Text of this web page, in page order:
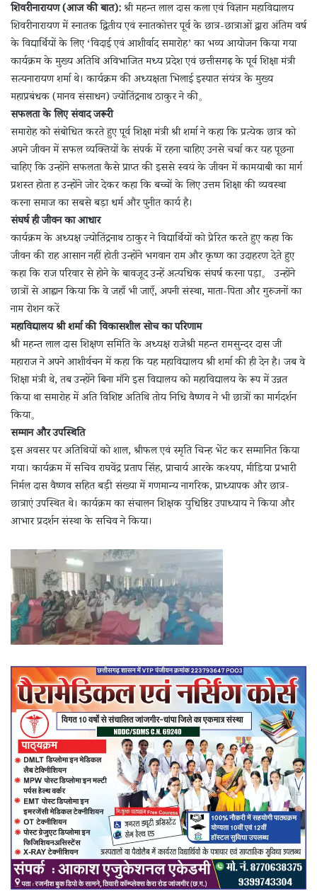
शिवरीनारायण (आज की बात): श्री महन्त लाल दास कला एवं विज्ञान महाविद्यालय
शिवरीनारायण में स्नातक द्वितीय एवं स्नातकोत्तर पूर्व के छात्र-छात्राओं द्वारा अंतिम वर्ष
के विद्यार्थियों के लिए ‘विदाई एवं आशीर्वाद समारोह’ का भव्य आयोजन किया गया
कार्यक्रम के मुख्य अतिथि अविभाजित मध्य प्रदेश एवं छत्तीसगढ़ के पूर्व शिक्षा मंत्री
सत्यनारायण शर्मा थे। कार्यक्रम की अध्यक्षता भिलाई इस्पात संयंत्र के मुख्य
महाप्रबंधक (मानव संसाधन) ज्योतिंद्रनाथ ठाकुर ने की。
सफलता के लिए संवाद जरूरी
समारोह को संबोधित करते हुए पूर्व शिक्षा मंत्री श्री शर्मा ने कहा कि प्रत्येक छात्र को
अपने जीवन में सफल व्यक्तियों के संपर्क में रहना चाहिए उनसे चर्चा कर यह पूछना
चाहिए कि उन्होंने सफलता कैसे प्राप्त की इससे स्वयं के जीवन में कामयाबी का मार्ग
प्रशस्त होता ह उन्होंने जोर देकर कहा कि बच्चों के लिए उत्तम शिक्षा की व्यवस्था
करना समाज का सबसे बड़ा धर्म और पुनीत कार्य है।
संघर्ष ही जीवन का आधार
कार्यक्रम के अध्यक्ष ज्योतिंद्रनाथ ठाकुर ने विद्यार्थियों को प्रेरित करते हुए कहा कि
जीवन की राह आसान नहीं होती उन्होंने भगवान राम और कृष्ण का उदाहरण देते हुए
कहा कि राज परिवार से होने के बावजूद उन्हें अत्यधिक संघर्ष करना पड़ा。 उन्होंने
छात्रों से आह्वान किया कि वे जहाँ भी जाएँ, अपनी संस्था, माता-पिता और गुरुजनों का
नाम रोशन करें
महाविद्यालय श्री शर्मा की विकासशील सोच का परिणाम
श्री महन्त लाल दास शिक्षण समिति के अध्यक्ष राजेश्री महन्त रामसुन्दर दास जी
महाराज ने अपने आशीर्वचन में कहा कि यह महाविद्यालय श्री शर्मा की ही देन है। जब वे
शिक्षा मंत्री थे, तब उन्होंने बिना माँगे इस विद्यालय को महाविद्यालय के रूप में उन्नत
किया था समारोह में अति विशिष्ट अतिथि तोय निधि वैष्णव ने भी छात्रों का मार्गदर्शन
किया。
सम्मान और उपस्थिति
इस अवसर पर अतिथियों को शाल, श्रीफल एवं स्मृति चिन्ह भेंट कर सम्मानित किया
गया। कार्यक्रम में सचिव राघवेंद्र प्रताप सिंह, प्राचार्य आरके कश्यप, मीडिया प्रभारी
निर्मल दास वैष्णव सहित बड़ी संख्या में गणमान्य नागरिक, प्राध्यापक और छात्र-
छात्राएं उपस्थित थे। कार्यक्रम का संचालन शिक्षक युधिष्ठिर उपाध्याय ने किया और
आभार प्रदर्शन संस्था के सचिव ने किया।